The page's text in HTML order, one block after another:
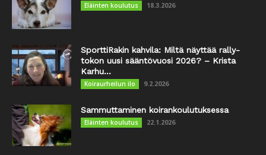
Eläinten koulutus 18.3.2026
SporttiRakin kahvila: Miltä näyttää rally-
tokon uusi sääntövuosi 2026? – Krista
Karhu...
Koiraurheilun ilo 9.2.2026
Sammuttaminen koirankoulutuksessa
Eläinten koulutus 22.1.2026